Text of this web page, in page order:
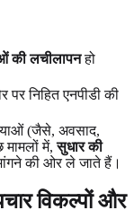
की लचीलापनहो
पर निहित एनपीडी की
(जैसे, अवसाद,
मामलों में,सुधार की
की ओर ले जाते हैं।
विकल्पों और